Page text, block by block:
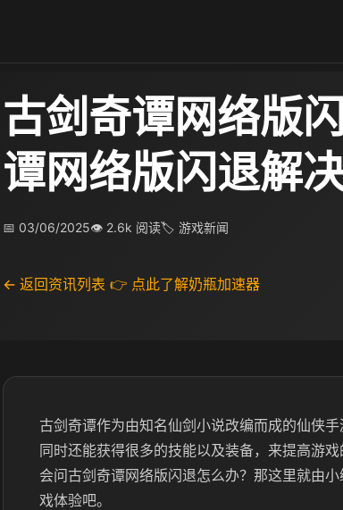
古剑奇谭网络版
谭网络版闪退解
📅 03/06/2025👁 2.6k 阅读🏷 游戏新闻
← 返回资讯列表 👉 点此了解奶瓶加速器
古剑奇谭作为由知名仙剑小说改编而成的仙侠
同时还能获得很多的技能以及装备，来提高游
会问古剑奇谭网络版闪退怎么办？那这里就由
戏体验吧。